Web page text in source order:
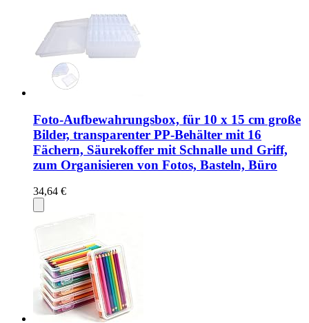
Foto-Aufbewahrungsbox, für 10 x 15 cm große
Bilder, transparenter PP-Behälter mit 16
Fächern, Säurekoffer mit Schnalle und Griff,
zum Organisieren von Fotos, Basteln, Büro
34,64 €